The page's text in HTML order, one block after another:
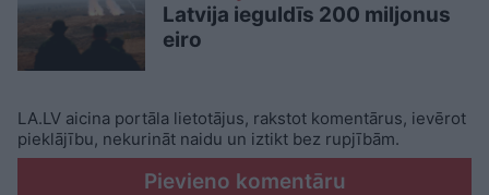
Latvija ieguldīs 200 miljonus
eiro
LA.LV aicina portāla lietotājus, rakstot komentārus, ievērot
pieklājību, nekurināt naidu un iztikt bez rupjībām.
Pievieno komentāru